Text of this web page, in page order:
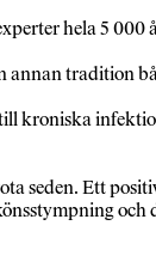
hela 5
tradition
kroniska
seden. Ett